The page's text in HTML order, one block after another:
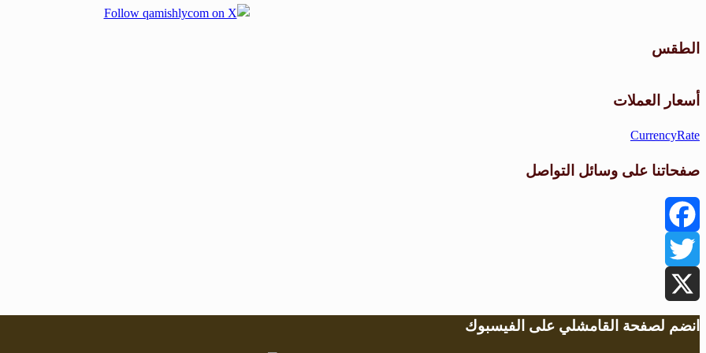
الطقس
أسعار العملات
CurrencyRate
صفحاتنا على وسائل التواصل
Facebook
Twitter
X
انضم لصفحة القامشلي على الفيسبوك